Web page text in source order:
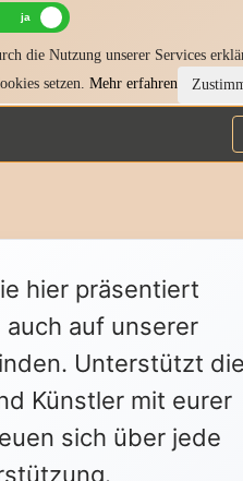
die Nutzung unserer Services
setzen. Mehr erfahren
hier präsentiert
auf unserer
Unterstützt
Künstler mit eurer
sich über jede